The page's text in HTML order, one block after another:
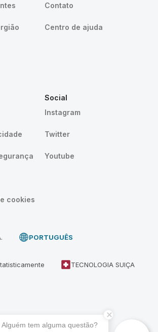
Contato
Centro de ajuda
cookies
Social
Instagram
Twitter
Youtube
PORTUGUÊS
TECNOLOGIA SUIÇA
Alguém tem alguma questão?